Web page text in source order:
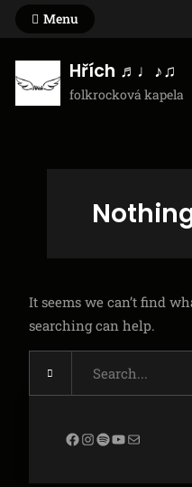
content
Menu
Hřích ♬♩♪♫
folkrocková kapela
It seems we can’t find
searching can help.
Facebook
Instagram
Spotify
YouTube
Mail